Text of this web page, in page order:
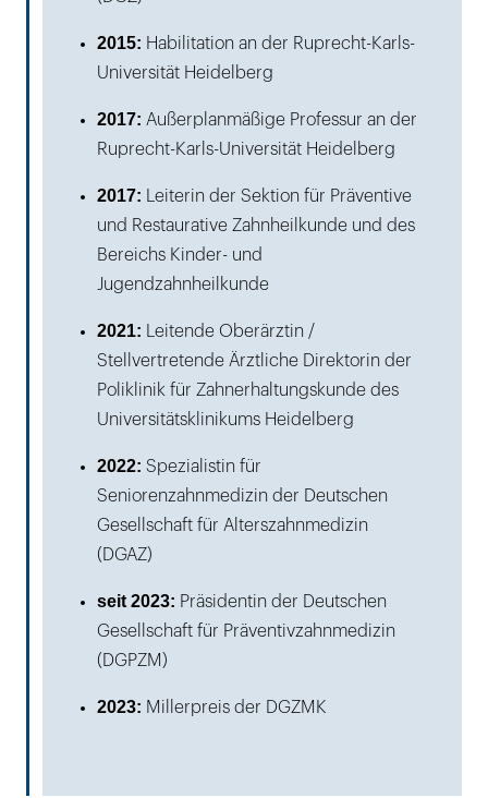
2015: Habilitation an der Ruprecht-Karls-
Universität Heidelberg
2017: Außerplanmäßige Professur an der
Ruprecht-Karls-Universität Heidelberg
2017: Leiterin der Sektion für Präventive
und Restaurative Zahnheilkunde und des
Bereichs Kinder- und
Jugendzahnheilkunde
2021: Leitende Oberärztin /
Stellvertretende Ärztliche Direktorin der
Poliklinik für Zahnerhaltungskunde des
Universitätsklinikums Heidelberg
2022: Spezialistin für
Seniorenzahnmedizin der Deutschen
Gesellschaft für Alterszahnmedizin
(DGAZ)
seit 2023: Präsidentin der Deutschen
Gesellschaft für Präventivzahnmedizin
(DGPZM)
2023: Millerpreis der DGZMK